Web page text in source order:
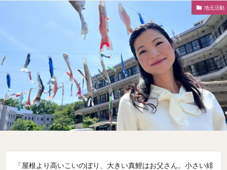
地元活動
「屋根より高いこいのぼり、大きい真鯉はお父さん。小さい緋